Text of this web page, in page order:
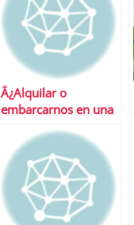
Â¿Alquilar o
embarcarnos en una